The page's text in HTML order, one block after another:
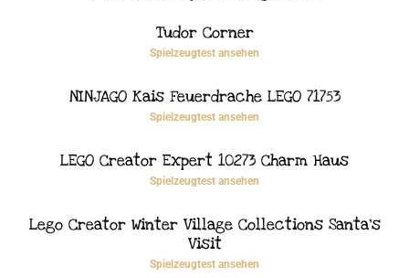
Tudor Corner
Spielzeugtest ansehen
NINJAGO Kais Feuerdrache LEGO 71753
Spielzeugtest ansehen
LEGO Creator Expert 10273 Charm Haus
Spielzeugtest ansehen
Lego Creator Winter Village Collections Santa’s
Visit
Spielzeugtest ansehen